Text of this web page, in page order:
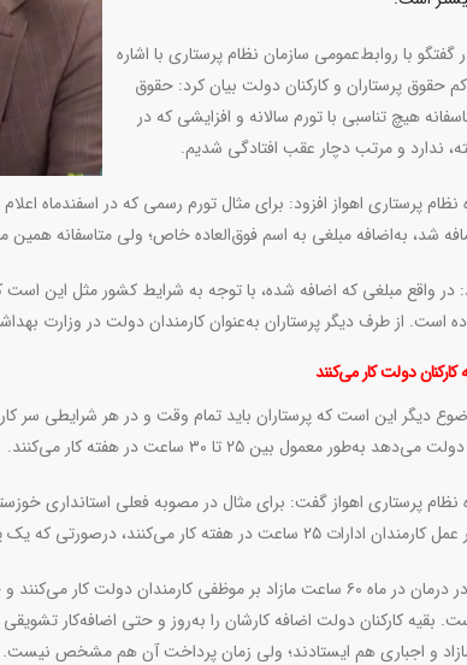
گفتگو با روابط‌عمومی سازمان نظام پرستاری با اشاره
حقوق پرستاران و کارکنان دولت بیان کرد: حقوق
هیچ تناسبی با تورم سالانه و افزایشی که در
ندارد و مرتب دچار عقب افتادگی شدیم.
در واقع مبلغی که اضافه شده، با توجه به شرایط کشور مثل این
است. از طرف دیگر پرستاران به‌عنوان کارمندان دولت در وزارت
کارکنان دولت کار می‌کنند
دیگر این است که پرستاران باید تمام وقت و در هر شرایطی سر
به‌طور معمول بین ۲۵ تا ۳۰ ساعت در هفته کار می‌کنند.
درصورتی که یک پرستار یا در کل کادر درمان ۴۴ساعت در هفته کار می‌کنند.
گچ‌کوبان افزود: کادر درمان در ماه ۶۰ ساعت مازاد بر موظفی
بقیه کارکنان دولت اضافه کارشان را به‌روز و حتی اضافه‌کار
و اجباری هم ایستادند؛ ولی زمان پرداخت آن هم مشخص نیست.